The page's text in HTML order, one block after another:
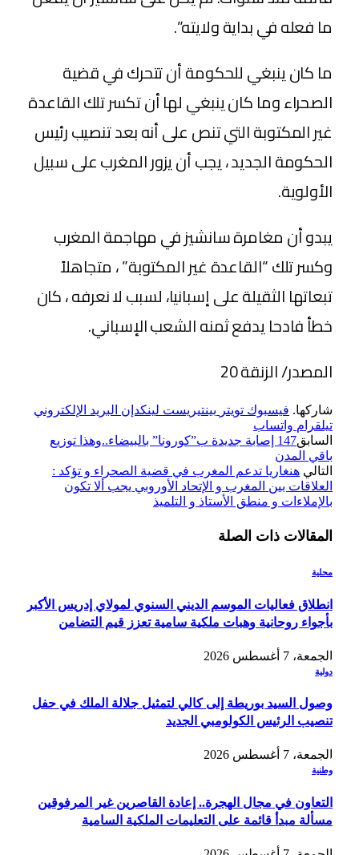
ما فعله في بداية ولايته”.
ما كان ينبغي للحكومة أن تتحرك في قضية
الصحراء وما كان ينبغي لها أن تكسر تلك القاعدة
غير المكتوبة التي تنص على أنه بعد تنصيب رئيس
الحكومة الجديد ، يجب أن يزور المغرب على سبيل
الأولوية.
يبدو أن مغامرة سانشيز في مهاجمة المغرب
وكسر تلك “القاعدة غير المكتوبة” ، متجاهلاً
تبعاتها الثقيلة على إسبانيا، لسبب لا نعرفه ، كان
خطأ فادحا يدفع ثمنه الشعب الإسباني.
المصدر/ الزنقة 20
شاركها. فيسبوك تويتر بينتيريست لينكدإن البريد الإلكتروني
تيلقرام واتساب
السابق
147 إصابة جديدة ب”كورونا” بالبيضاء..وهذا توزيع
باقي المدن
التالي هنغاريا تدعم المغرب في قضية الصحراء و تؤكد :
العلاقات بين المغرب و الإتحاد الأوروبي يجب ألا تكون
بالإملاءات و منطق الأستاذ و التلميذ
المقالات ذات الصلة
محلية
انطلاق فعاليات الموسم الديني السنوي لمولاي إدريس الأكبر
بأجواء روحانية وهبات ملكية سامية تعزز قيم التضامن
الجمعة، 7 أغسطس 2026
دولية
وصول السيد بوريطة إلى كالي لتمثيل جلالة الملك في حفل
تنصيب الرئيس الكولومبي الجديد
الجمعة، 7 أغسطس 2026
وطنية
التعاون في مجال الهجرة.. إعادة القاصرين غير المرفوقين
مسألة مبدأ قائمة على التعليمات الملكية السامية